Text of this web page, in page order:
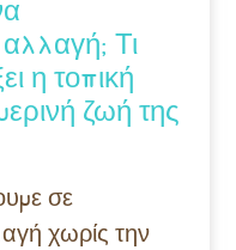
αλλαγή; Τι
η τοπική
ζωή της
σε
χωρίς την